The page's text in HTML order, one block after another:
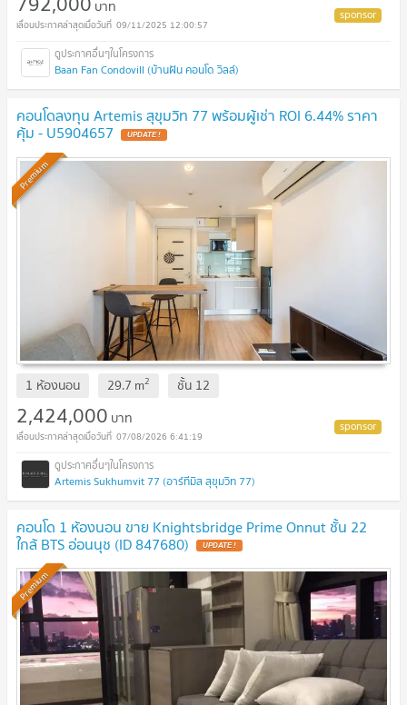
บาท
09/11/2025 12:00:57
Baan Fan Condovill (บ้านฝัน คอนโด วิลล์)
คอนโดลงทุน Artemis สุขุมวิท 77 พร้อมผู้เช่า ROI 6.44% ราคา
คุ้ม - U5904657 UPDATE !
Premium
1 ห้องนอน 29.7 m2 ชั้น 12
2,424,000 บาท
07/08/2026 6:41:19
Artemis Sukhumvit 77 (อาร์ทีมิส สุขุมวิท 77)
คอนโด 1 ห้องนอน ขาย Knightsbridge Prime Onnut ชั้น 22
ใกล้ BTS อ่อนนุช (ID 847680) UPDATE !
Premium